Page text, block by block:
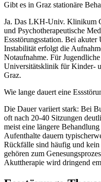
Gibt es in Graz stationäre
Ja. Das LKH-Univ. Klinikum
und Psychotherapeutische
Essstörungsstation. Bei
Instabilität erfolgt die
Notaufnahme. Für
Universitätsklinik für Kinder-
Graz.
Wie lange dauert eine
Die Dauer variiert stark: Bei
oft nach 20-40 Sitzungen
meist eine längere
Aufenthalte dauern
Rückfälle sind häufig und
gehören zum
Akuttherapie wird dringend